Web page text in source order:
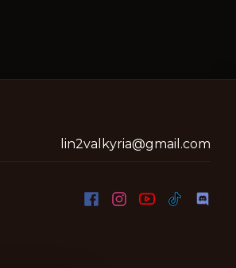
lin2valkyria@gmail.com